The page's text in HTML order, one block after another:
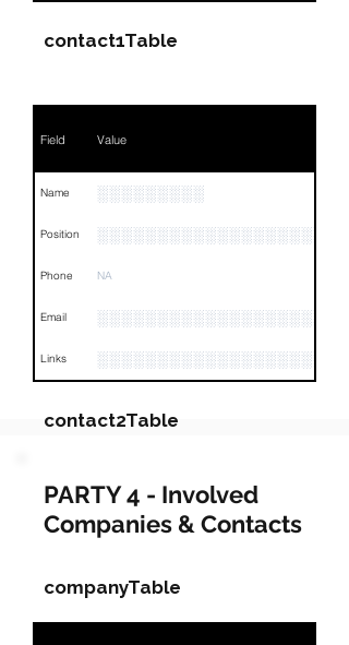
contact1Table
Field Value
Name ░░░░░░░░░
Position ░░░░░░░░░░░░░░░░░░░░
Phone NA
Email
Links
contact2Table
Field Value
Name
Position
Phone NA
PARTY 4 - Involved
Companies & Contacts
companyTable